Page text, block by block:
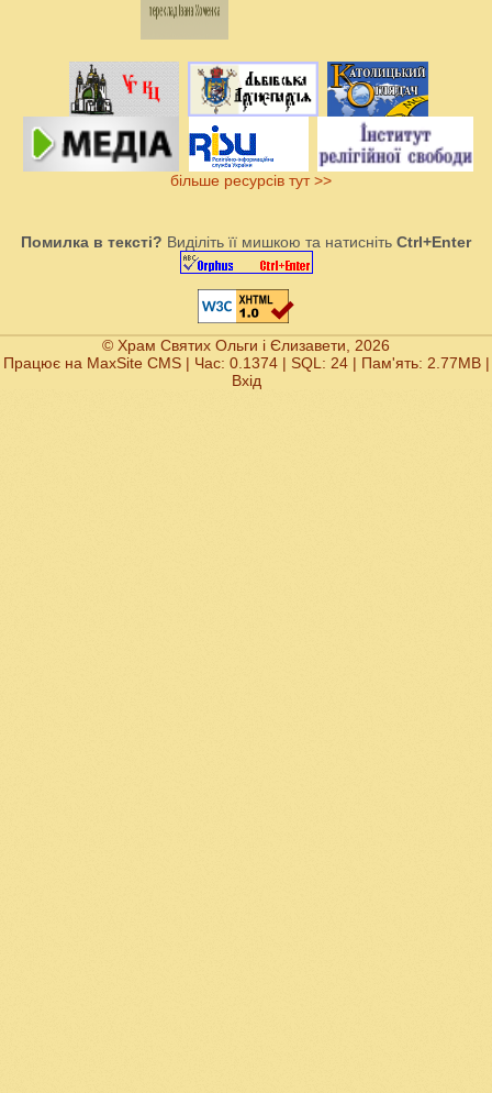
більше ресурсів тут >>
Помилка в тексті? Виділіть її мишкою та натисніть Ctrl+Enter
© Храм Святих Ольги і Єлизавети, 2026
Працює на MaxSite CMS| Час: 0.1374 | SQL: 24 | Пам'ять: 2.77MB|
Вхід